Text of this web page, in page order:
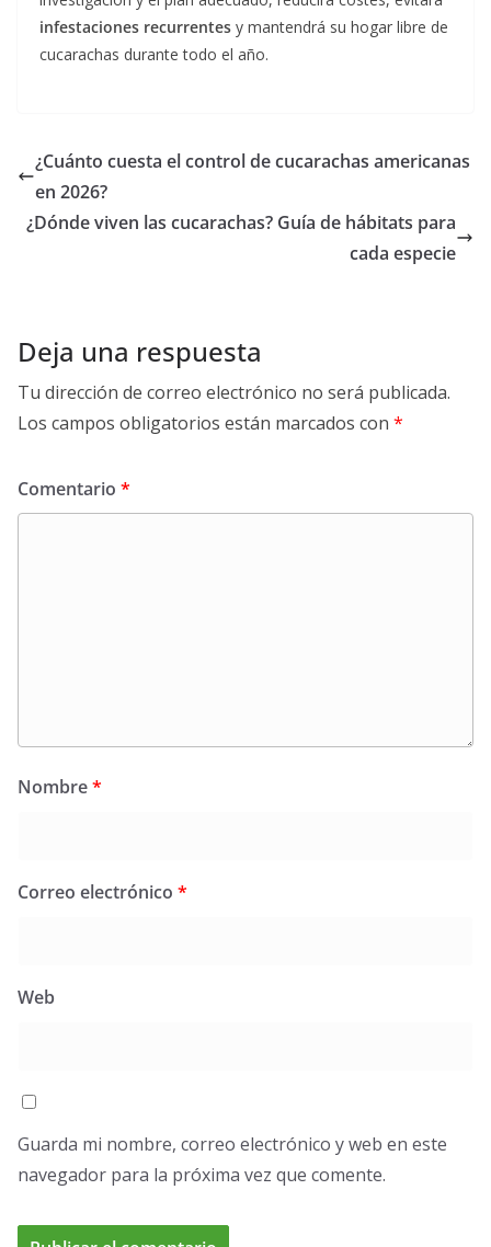
infestaciones recurrentes y mantendrá su hogar libre de
cucarachas durante todo el año.
¿Cuánto cuesta el control de cucarachas americanas
en 2026?
¿Dónde viven las cucarachas? Guía de hábitats para
cada especie
Deja una respuesta
Tu dirección de correo electrónico no será publicada.
Los campos obligatorios están marcados con *
Comentario *
Nombre*
Correo electrónico *
Web
Guarda mi nombre, correo electrónico y web en este
navegador para la próxima vez que comente.